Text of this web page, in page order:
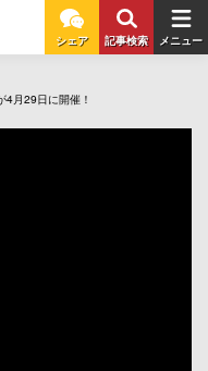
シェア 記事検索 メニュー
月29日に開催！